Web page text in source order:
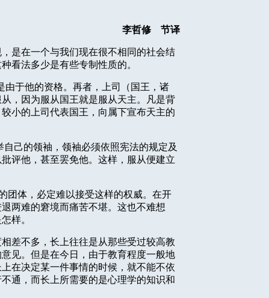
李哲修 节译
是在一个与我们现在很不相同的社会结
看法多少是有些专制性质的。
于他的资格。再者，上司（国王，诸
，因为服从国王就是服从天主。凡是背
小的上司代表国王，向属下宣布天主的
己的领袖，领袖必须依照宪法的规定及
评他，甚至罢免他。这样，服从便建立
团体，必定难以接受这样的权威。在开
两难的窘境而痛苦不堪。这也不难想
样。
差不多，长上往往是从那些受过较高教
见。但是在今日，由于教育程度一般地
在决定某一件事情的时候，就不能不依
通，而长上所需要的是心理学的知识和